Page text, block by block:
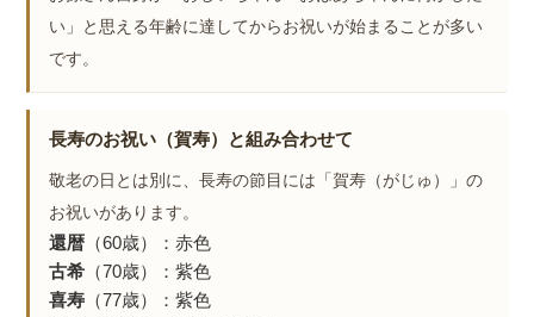
い」と思える年齢に達してからお祝いが始まることが多い
です。
長寿のお祝い（賀寿）と組み合わせて
敬老の日とは別に、長寿の節目には「賀寿（がじゅ）」の
お祝いがあります。
還暦 （60歳）：赤色
古希 （70歳）：紫色
喜寿 （77歳）：紫色